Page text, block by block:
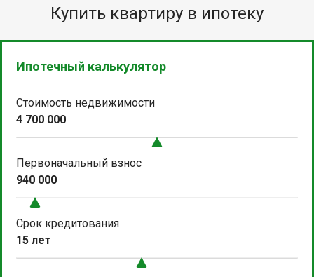
Купить квартиру в ипотеку
Ипотечный калькулятор
Стоимость недвижимости
4 700 000
Первоначальный взнос
940 000
Срок кредитования
15 лет